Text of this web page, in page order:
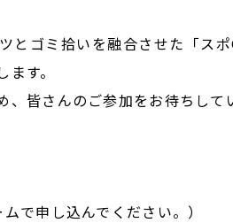
とゴミ拾いを融合させた「ス
す。
、皆さんのご参加をお待ちして
で申し込んでください。）